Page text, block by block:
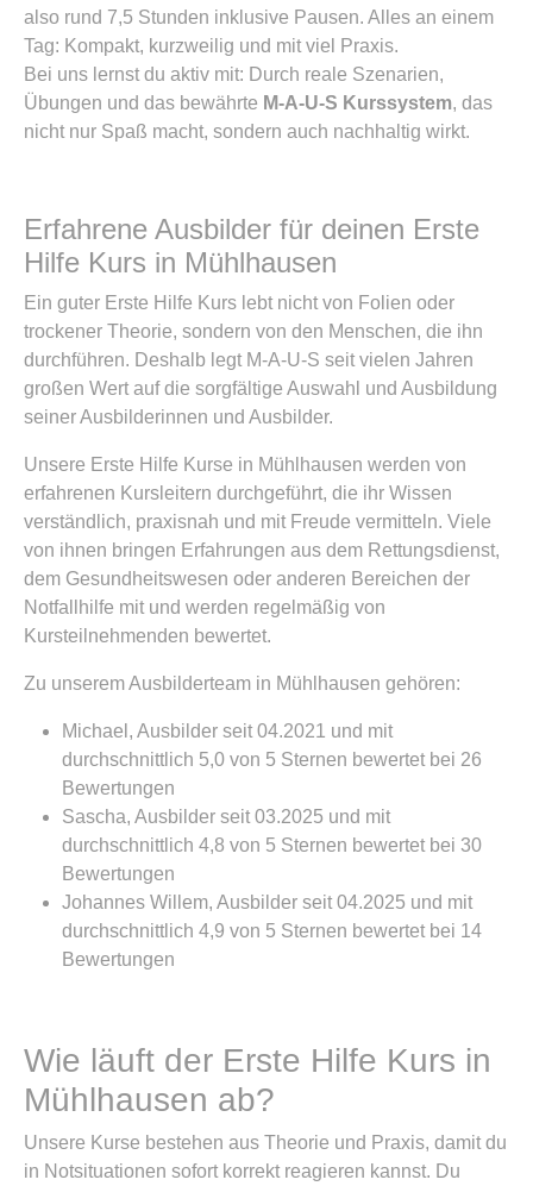
also rund 7,5 Stunden inklusive Pausen. Alles an einem
Tag: Kompakt, kurzweilig und mit viel Praxis.
Bei uns lernst du aktiv mit: Durch reale Szenarien,
Übungen und das bewährte M-A-U-S Kurssystem, das
nicht nur Spaß macht, sondern auch nachhaltig wirkt.
Erfahrene Ausbilder für deinen Erste
Hilfe Kurs in Mühlhausen
Ein guter Erste Hilfe Kurs lebt nicht von Folien oder
trockener Theorie, sondern von den Menschen, die ihn
durchführen. Deshalb legt M-A-U-S seit vielen Jahren
großen Wert auf die sorgfältige Auswahl und Ausbildung
seiner Ausbilderinnen und Ausbilder.
Unsere Erste Hilfe Kurse in Mühlhausen werden von
erfahrenen Kursleitern durchgeführt, die ihr Wissen
verständlich, praxisnah und mit Freude vermitteln. Viele
von ihnen bringen Erfahrungen aus dem Rettungsdienst,
dem Gesundheitswesen oder anderen Bereichen der
Notfallhilfe mit und werden regelmäßig von
Kursteilnehmenden bewertet.
Zu unserem Ausbilderteam in Mühlhausen gehören:
Michael, Ausbilder seit 04.2021 und mit
durchschnittlich 5,0 von 5 Sternen bewertet bei 26
Bewertungen
Sascha, Ausbilder seit 03.2025 und mit
durchschnittlich 4,8 von 5 Sternen bewertet bei 30
Bewertungen
Johannes Willem, Ausbilder seit 04.2025 und mit
durchschnittlich 4,9 von 5 Sternen bewertet bei 14
Bewertungen
Wie läuft der Erste Hilfe Kurs in
Mühlhausen ab?
Unsere Kurse bestehen aus Theorie und Praxis, damit du
in Notsituationen sofort korrekt reagieren kannst. Du